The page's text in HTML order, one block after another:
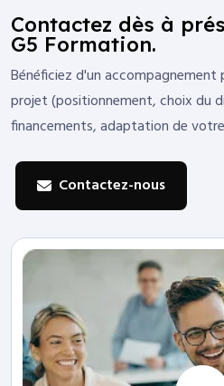
Contactez dès à
G5 Formation.
Bénéficiez d'un accompagnement
projet (positionnement, choix du
financements, adaptation de
Contactez-nous